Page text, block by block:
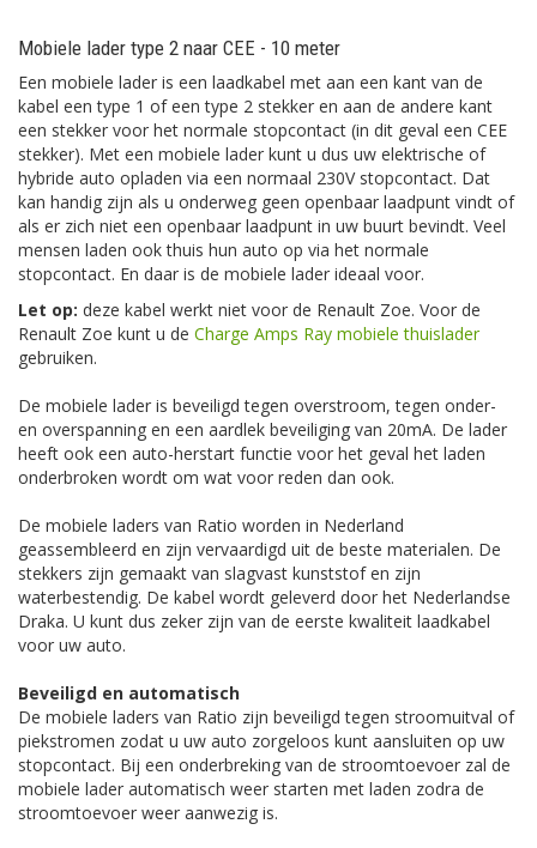
Mobiele lader type 2 naar CEE - 10 meter
Een mobiele lader is een laadkabel met aan een kant van de
kabel een type 1 of een type 2 stekker en aan de andere kant
een stekker voor het normale stopcontact (in dit geval een CEE
stekker). Met een mobiele lader kunt u dus uw elektrische of
hybride auto opladen via een normaal 230V stopcontact. Dat
kan handig zijn als u onderweg geen openbaar laadpunt vindt of
als er zich niet een openbaar laadpunt in uw buurt bevindt. Veel
mensen laden ook thuis hun auto op via het normale
stopcontact. En daar is de mobiele lader ideaal voor.
Let op: deze kabel werkt niet voor de Renault Zoe. Voor de
Renault Zoe kunt u de Charge Amps Ray mobiele thuislader
gebruiken.
De mobiele lader is beveiligd tegen overstroom, tegen onder-
en overspanning en een aardlek beveiliging van 20mA. De lader
heeft ook een auto-herstart functie voor het geval het laden
onderbroken wordt om wat voor reden dan ook.
De mobiele laders van Ratio worden in Nederland
geassembleerd en zijn vervaardigd uit de beste materialen. De
stekkers zijn gemaakt van slagvast kunststof en zijn
waterbestendig. De kabel wordt geleverd door het Nederlandse
Draka. U kunt dus zeker zijn van de eerste kwaliteit laadkabel
voor uw auto.
Beveiligd en automatisch
De mobiele laders van Ratio zijn beveiligd tegen stroomuitval of
piekstromen zodat u uw auto zorgeloos kunt aansluiten op uw
stopcontact. Bij een onderbreking van de stroomtoevoer zal de
mobiele lader automatisch weer starten met laden zodra de
stroomtoevoer weer aanwezig is.